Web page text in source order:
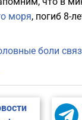
моря, погиб 8-
боли